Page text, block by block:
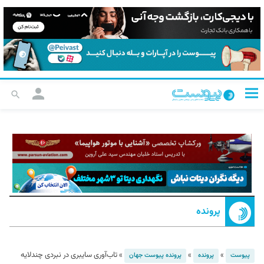
پرونده
پیوست » پرونده » پرونده پیوست جهان »تاب‌آوری سایبری در نبردی چندلایه